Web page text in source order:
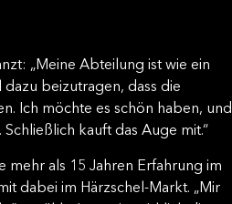
„Meine Abteilung ist wie ein
dazu beizutragen, dass die
Ich möchte es schön haben, und
kauft das Auge mit.“
als 15 Jahren Erfahrung im
dabei im Härzschel-Markt. „Mir